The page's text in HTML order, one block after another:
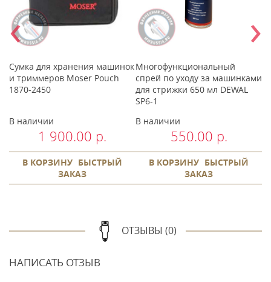
Сумка для хранения машинок
и триммеров Moser Pouch
1870-2450
В наличии
1 900.00 р.
В КОРЗИНУ БЫСТРЫЙ
ЗАКАЗ
Многофункциональный
спрей по уходу за машинками
для стрижки 650 мл DEWAL
SP6-1
В наличии
550.00 р.
В КОРЗИНУ БЫСТРЫЙ
ЗАКАЗ
‹ ›
ОТЗЫВЫ (0)
НАПИСАТЬ ОТЗЫВ